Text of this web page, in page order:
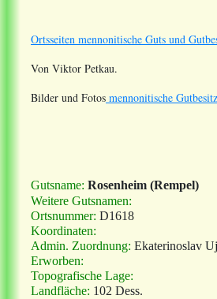
Ortsseiten mennonitische Guts und
Von Viktor Petkau.
Bilder und Fotos mennonitische
Gutsname: Rosenheim (Rempel)
Weitere Gutsnamen:
Ortsnummer: D1618
Koordinaten:
Admin. Zuordnung: Ekaterinoslav
Erworben:
Topografische Lage:
Landfläche: 102 Dess.